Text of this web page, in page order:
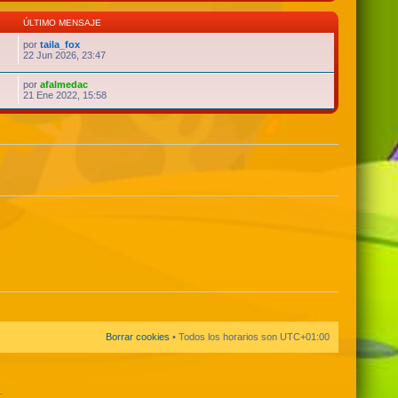
ÚLTIMO MENSAJE
por taila_fox
22 Jun 2026, 23:47
por afalmedac
21 Ene 2022, 15:58
Borrar cookies • Todos los horarios son UTC+01:00